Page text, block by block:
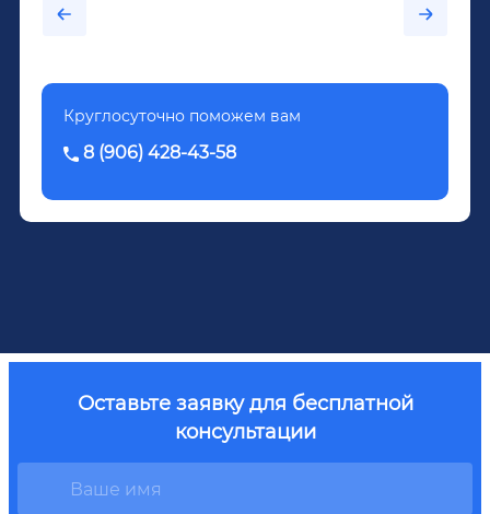
было назначено кодирование по методу
Довженко.
Круглосуточно поможем вам
8 (906) 428-43-58
Оставьте заявку для бесплатной
консультации